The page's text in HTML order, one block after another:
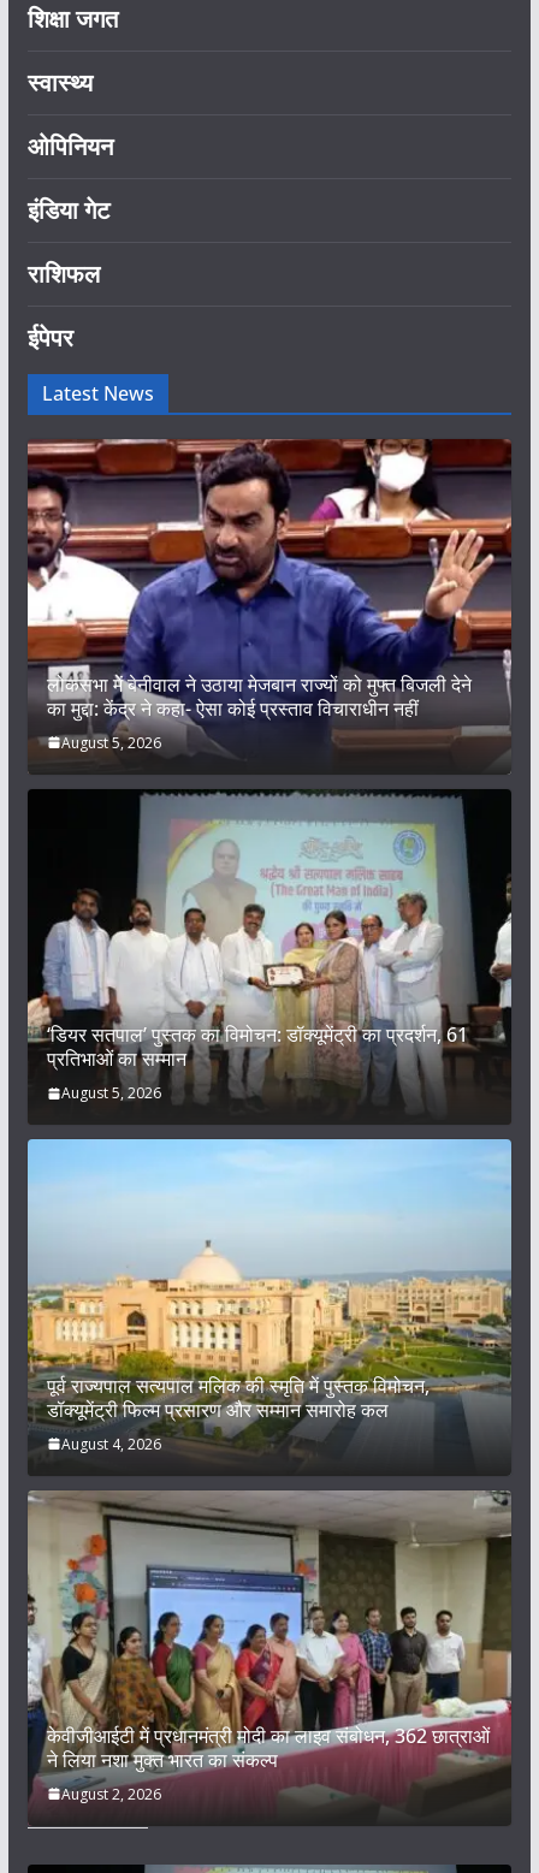
शिक्षा जगत
स्वास्थ्य
ओपिनियन
इंडिया गेट
राशिफल
ईपेपर
Latest News
लोकसभा में बेनीवाल ने उठाया मेजबान राज्यों को मुफ्त बिजली देने
का मुद्दा: केंद्र ने कहा- ऐसा कोई प्रस्ताव विचाराधीन नहीं
August 5, 2026
‘डियर सतपाल’ पुस्तक का विमोचन: डॉक्यूमेंट्री का प्रदर्शन, 61
प्रतिभाओं का सम्मान
August 5, 2026
पूर्व राज्यपाल सत्यपाल मलिक की स्मृति में पुस्तक विमोचन,
डॉक्यूमेंट्री फिल्म प्रसारण और सम्मान समारोह कल
August 4, 2026
केवीजीआईटी में प्रधानमंत्री मोदी का लाइव संबोधन, 362 छात्राओं
ने लिया नशा मुक्त भारत का संकल्प
August 2, 2026